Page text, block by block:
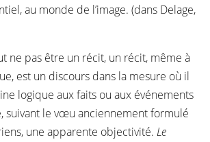
au monde de l’image. (dans Delage,
ne pas être un récit, un récit, même à
est un discours dans la mesure où il
logique aux faits ou aux événements
suivant le vœu anciennement formulé
une apparente objectivité. Le